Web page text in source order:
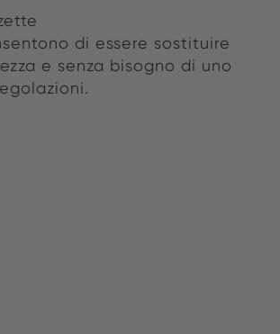
di essere sostituire
e senza bisogno di uno